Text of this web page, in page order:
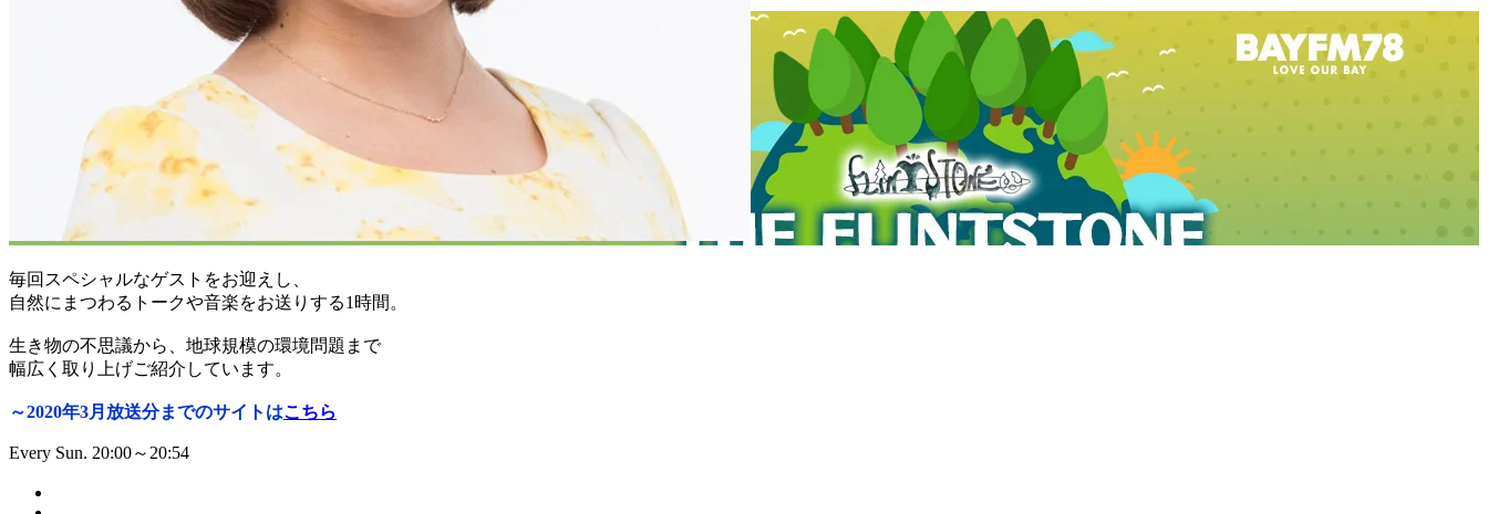
毎回スペシャルなゲストをお迎えし、
自然にまつわるトークや音楽をお送りする1時間。
生き物の不思議から、地球規模の環境問題まで
幅広く取り上げご紹介しています。
～2020年3月放送分までのサイトはこちら
Every Sun. 20:00～20:54